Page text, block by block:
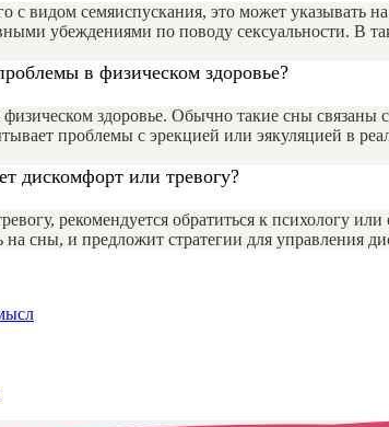
с видом семяиспускания, это может указывать
убеждениями по поводу сексуальности. В
в физическом здоровье?
здоровье. Обычно такие сны связаны
проблемы с эрекцией или эякуляцией в
дискомфорт или тревогу?
рекомендуется обратиться к психологу
сны, и предложит стратегии для управления